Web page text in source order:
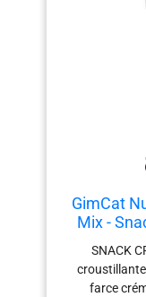
GimCat
Mix -
avec
SNACK
farce